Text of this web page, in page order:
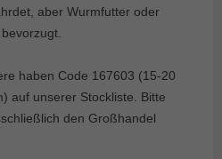
aber Wurmfutter oder
haben Code 167603 (15-20
auf unserer Stockliste. Bitte
den Großhandel